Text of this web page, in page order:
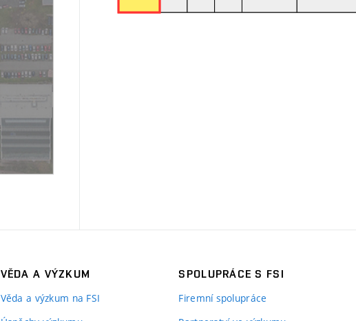
VĚDA A VÝZKUM
Věda a výzkum na FSI
SPOLUPRÁCE S FSI
Firemní spolupráce